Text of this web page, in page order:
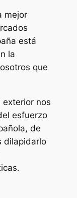
mejor
está
la
que
nos
esfuerzo
de
dilapidarlo